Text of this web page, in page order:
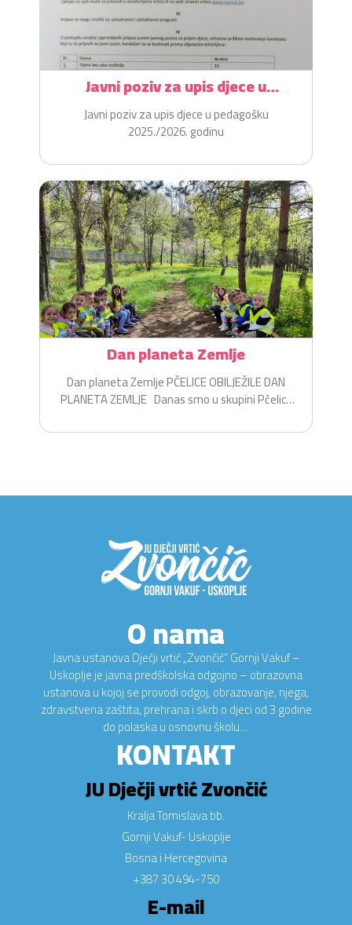
Javni poziv za upis djece u
pedagošku 2025./2026. godinu
Javni poziv za upis djece u pedagošku
2025./2026. godinu
Dan planeta Zemlje
Dan planeta Zemlje PČELICE OBILJEŽILE DAN
PLANETA ZEMLJE Danas smo u skupini Pčelice
O nama
Javna ustanova Dječji vrtić „Zvončić“ Gornji Vakuf –
Uskoplje je javna predškolska odgojno – obrazovna
ustanova u kojoj se provodi odgoj, obrazovanje, njega,
zdravstvena zaštita, prehrana i skrb o djeci od 3 godine
do polaska u osnovnu školu....
KONTAKT
JU Dječji vrtić Zvončić
Kralja Tomislava bb.
Gornji Vakuf- Uskoplje
Bosna i Hercegovina
+387 30 494-750
E-mail